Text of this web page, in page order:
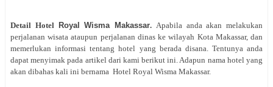
Detail Hotel Royal Wisma Makassar. Apabila anda akan melakukan
perjalanan wisata ataupun perjalanan dinas ke wilayah Kota Makassar, dan
memerlukan informasi tentang hotel yang berada disana. Tentunya anda
dapat menyimak pada artikel dari kami berikut ini. Adapun nama hotel yang
akan dibahas kali ini bernama Hotel Royal Wisma Makassar.